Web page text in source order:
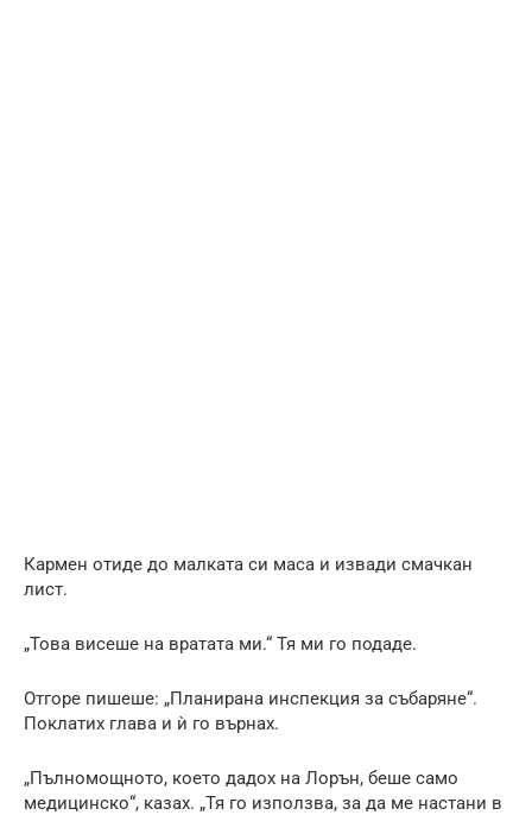
Кармен отиде до малката си маса и извади смачкан
лист.
„Това висеше на вратата ми.“ Тя ми го подаде.
Отгоре пишеше: „Планирана инспекция за събаряне“.
Поклатих глава и ѝ го върнах.
„Пълномощното, което дадох на Лорън, беше само
медицинско“, казах. „Тя го използва, за да ме настани в